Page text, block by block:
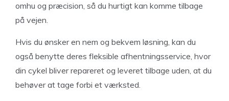
omhu og præcision, så du hurtigt kan komme tilbage
på vejen.
Hvis du ønsker en nem og bekvem løsning, kan du
også benytte deres fleksible afhentningsservice, hvor
din cykel bliver repareret og leveret tilbage uden, at du
behøver at tage forbi et værksted.